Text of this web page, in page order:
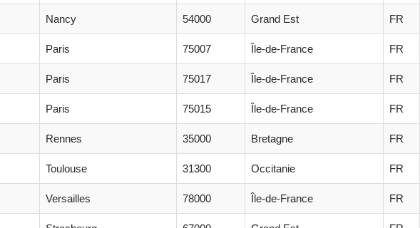
Nancy 54000 Grand Est FR
Paris 75007 Île-de-France FR
Paris 75017 Île-de-France FR
Paris 75015 Île-de-France FR
Rennes 35000 Bretagne FR
Toulouse 31300 Occitanie FR
Versailles 78000 Île-de-France FR